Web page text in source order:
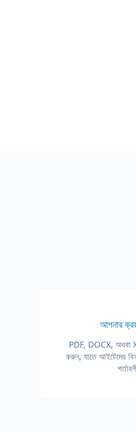
আপনার
PDF, DOCX, অথবা
করুন, যাতে আইটেমের